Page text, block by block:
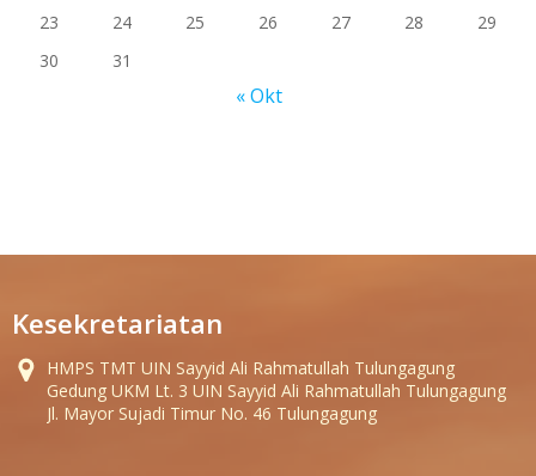
23
24 25 26 27 28
29
30
31
« Okt
Kesekretariatan
HMPS TMT UIN Sayyid Ali Rahmatullah Tulungagung
Gedung UKM Lt. 3 UIN Sayyid Ali Rahmatullah Tulungagung
Jl. Mayor Sujadi Timur No. 46 Tulungagung